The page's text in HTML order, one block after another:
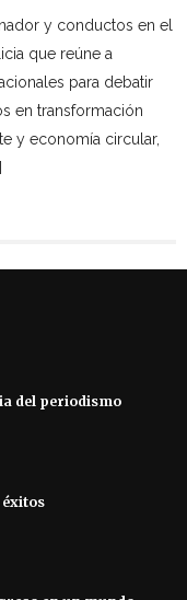
y conductos en el
que reúne a
para debatir
en transformación
y economía circular,
del periodismo
éxitos